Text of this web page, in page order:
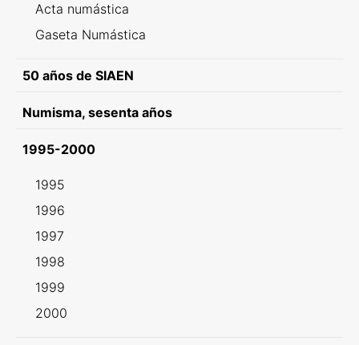
Acta numástica
Gaseta Numástica
50 años de SIAEN
Numisma, sesenta años
1995-2000
1995
1996
1997
1998
1999
2000